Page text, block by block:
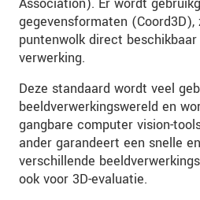
Association). Er wordt
gegevensformaten (Coord3D),
puntenwolk direct
verwerking.
Deze standaard wordt veel
beeldverwerkingswereld en
gangbare computer vision-
ander garandeert een snelle
verschillende
ook voor 3D-evaluatie.